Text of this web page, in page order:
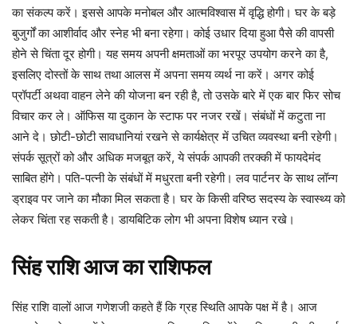
का संकल्प करें। इससे आपके मनोबल और आत्मविश्वास में वृद्धि होगी। घर के बड़े
बुजुर्गों का आशीर्वाद और स्नेह भी बना रहेगा। कोई उधार दिया हुआ पैसे की वापसी
होने से चिंता दूर होगी। यह समय अपनी क्षमताओं का भरपूर उपयोग करने का है,
इसलिए दोस्तों के साथ तथा आलस में अपना समय व्यर्थ ना करें। अगर कोई
प्रॉपर्टी अथवा वाहन लेने की योजना बन रही है, तो उसके बारे में एक बार फिर सोच
विचार कर ले। ऑफिस या दुकान के स्टाफ पर नजर रखें। संबंधों में कटुता ना
आने दे। छोटी-छोटी सावधानियां रखने से कार्यक्षेत्र में उचित व्यवस्था बनी रहेगी।
संपर्क सूत्रों को और अधिक मजबूत करें, ये संपर्क आपकी तरक्की में फायदेमंद
साबित होंगे। पति-पत्नी के संबंधों में मधुरता बनी रहेगी। लव पार्टनर के साथ लॉन्ग
ड्राइव पर जाने का मौका मिल सकता है। घर के किसी वरिष्ठ सदस्य के स्वास्थ्य को
लेकर चिंता रह सकती है। डायबिटिक लोग भी अपना विशेष ध्यान रखे।
सिंहराशिआजकाराशिफल
सिंह राशि वालों आज गणेशजी कहते हैं कि ग्रह स्थिति आपके पक्ष में है। आज